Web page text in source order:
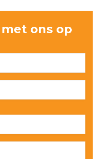
ons op